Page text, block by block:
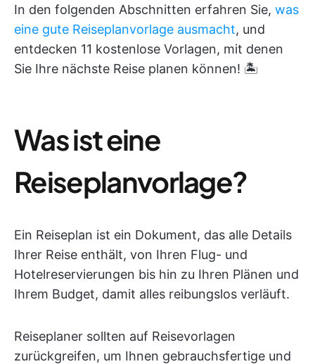
In den folgenden Abschnitten erfahren Sie, was
eine gute Reiseplanvorlage ausmacht, und
entdecken 11 kostenlose Vorlagen, mit denen
Sie Ihre nächste Reise planen können! 🏝️
Was ist eine
Reiseplanvorlage?
Ein Reiseplan ist ein Dokument, das alle Details
Ihrer Reise enthält, von Ihren Flug- und
Hotelreservierungen bis hin zu Ihren Plänen und
Ihrem Budget, damit alles reibungslos verläuft.
Reiseplaner sollten auf Reisevorlagen
zurückgreifen, um Ihnen gebrauchsfertige und